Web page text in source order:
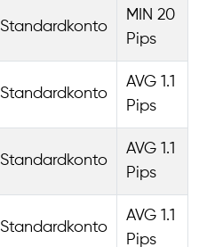
Standardkonto
MIN 20
Pips
Standardkonto
AVG 1.1
Pips
Standardkonto
AVG 1.1
Pips
Standardkonto
AVG 1.1
Pips